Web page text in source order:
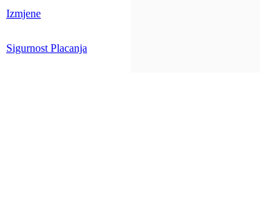
Izmjene
Sigurnost Placanja